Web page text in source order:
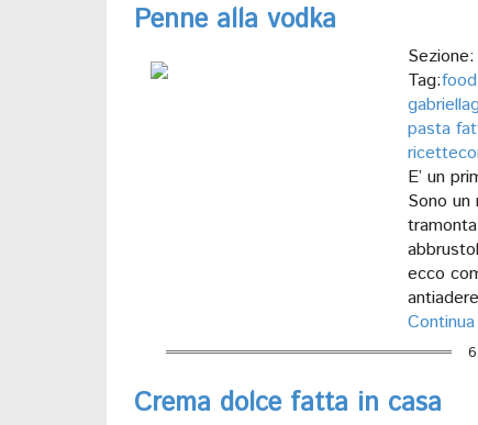
Penne alla vodka
Sezione:
Tag:
pasta
E’ un
Sono
ecco
Crema dolce fatta in casa